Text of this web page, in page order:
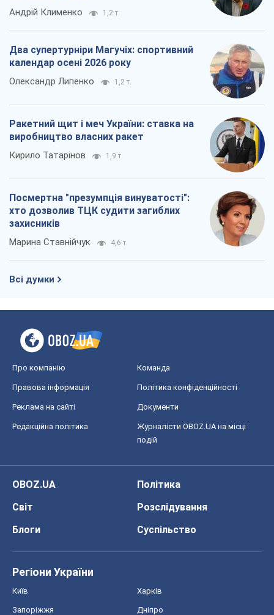
Андрій Клименко 1,2 т.
Два супертурніри Магучіх: спортивний
календар осені 2026 року
Олександр Липенко 1,2 т.
Ракетний щит і меч України: ставка на
виробництво власних ракет
Кирило Татарінов 1,9 т.
Посмертна "презумпція винуватості":
хто дозволив ТЦК судити загиблих
захисників
Марина Ставнійчук 4,6 т.
Всі думки
Про компанію Команда
Правова інформація Політика конфіденційності
Реклама на сайті Документи
Редакційна політика
Журналісти OBOZ.UA на місці
подій
OBOZ.UA
Політика
Світ
Розслідування
Блоги
Суспільство
Регіони України
Київ Харків
Запоріжжя Дніпро